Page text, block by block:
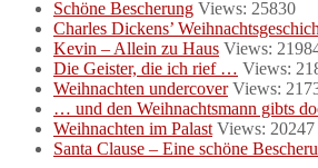
Schöne Bescherung Views: 25830
Charles Dickens’
Kevin – Allein zu Haus Views:
Die Geister, die ich rief … Views:
Weihnachten undercover Views:
… und den Weihnachtsmann gibts
Weihnachten im Palast Views: 20247
Santa Clause – Eine schöne